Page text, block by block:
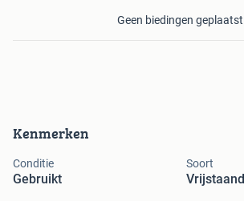
Kenmerken
Conditie
Gebruikt
Soort
Vrijstaand
Geen biedingen geplaatst